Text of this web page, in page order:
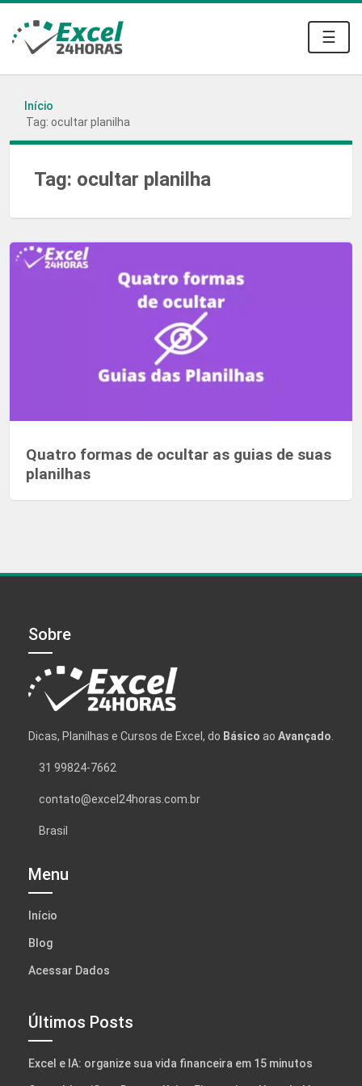
☰
Início
Tag: ocultar planilha
Tag: ocultar planilha
Quatro formas de ocultar as guias de suas
planilhas
Sobre
Dicas, Planilhas e Cursos de Excel, do Básico ao Avançado.
31 99824-7662
contato@excel24horas.com.br
Brasil
Menu
Início
Blog
Acessar Dados
Últimos Posts
Excel e IA: organize sua vida financeira em 15 minutos